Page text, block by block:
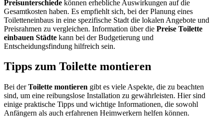
Preisunterschiede können erhebliche Auswirkungen auf die
Gesamtkosten haben. Es empfiehlt sich, bei der Planung eines
Toiletteneinbaus in eine spezifische Stadt die lokalen Angebote und
Preisrahmen zu vergleichen. Information über die Preise Toilette
einbauen Städte kann bei der Budgetierung und
Entscheidungsfindung hilfreich sein.
Tipps zum Toilette montieren
Bei derToilette montieren gibt es viele Aspekte, die zu beachten
sind, um eine reibungslose Installation zu gewährleisten. Hier sind
einige praktische Tipps und wichtige Informationen, die sowohl
Anfängern als auch erfahrenen Heimwerkern helfen können.